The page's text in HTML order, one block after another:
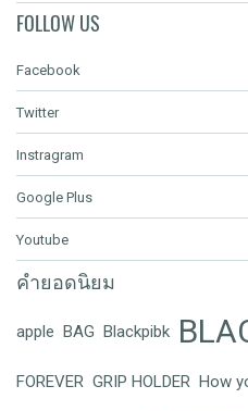
FOLLOW US
Facebook
Twitter
Instragram
Google Plus
Youtube
คำยอดนิยม
apple BAG Blackpibk
FOREVER GRIP HOLDER How